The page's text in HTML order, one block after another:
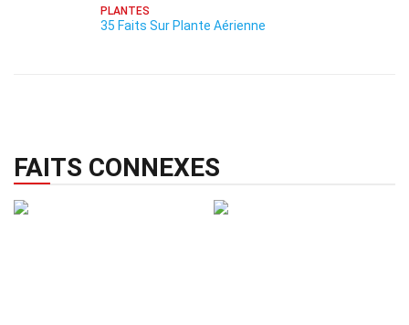
PLANTES
35 Faits Sur Plante Aérienne
FAITS CONNEXES